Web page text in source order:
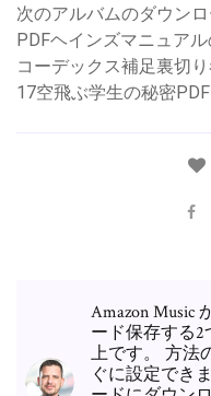
次のアルバムのダウン
PDFヘインズマニュア
コーデックス補足裏切
17空飛ぶ学生の秘密
Amazon Music
ード保存する
上です。 方法
ぐに設定でき